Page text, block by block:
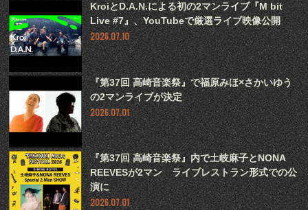
KroiとD.A.N.による初の2マンライブ『M bit
Live #7』、YouTubeで厳選ライブ映像公開
2026.07.10
『第37回 高崎音楽祭』で福原みほ×さかいゆう
の2マンライブが決定
2026.07.01
『第37回 高崎音楽祭』内で土岐麻子とNONA
REEVESが2マン ライブレストラン形式での公
演に
2026.07.01